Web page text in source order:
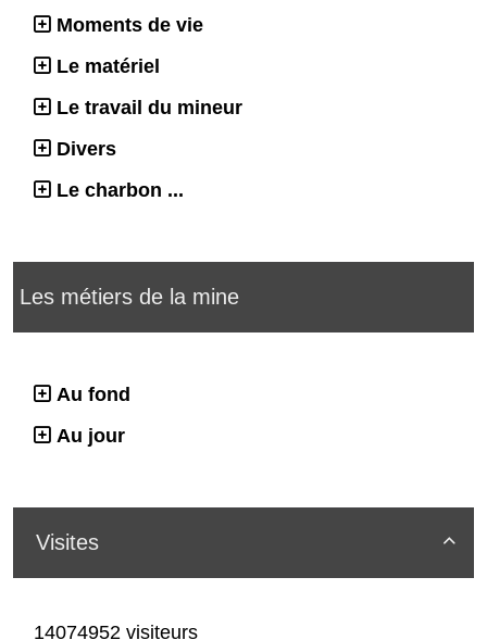
Moments de vie
Le matériel
Le travail du mineur
Divers
Le charbon ...
Les métiers de la mine
Au fond
Au jour

Visites
14074952 visiteurs